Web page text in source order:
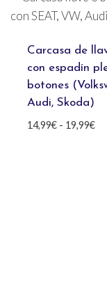
Carcasa de
con espadín
botones
Audi, Skoda)
14,99€ - 19,99€